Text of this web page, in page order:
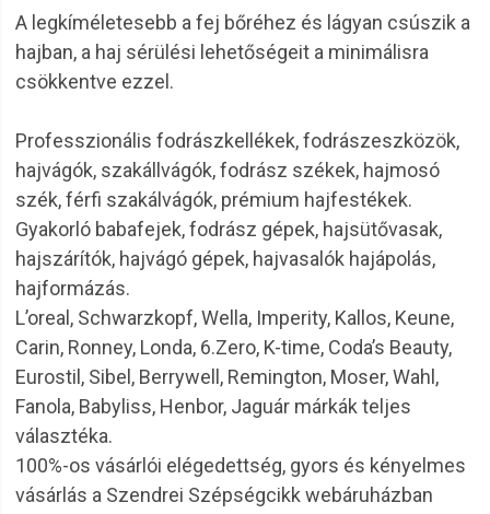
A legkíméletesebb a fej bőréhez és lágyan csúszik a
hajban, a haj sérülési lehetőségeit a minimálisra
csökkentve ezzel.
Professzionális fodrászkellékek, fodrászeszközök,
hajvágók, szakállvágók, fodrász székek, hajmosó
szék, férfi szakálvágók, prémium hajfestékek.
Gyakorló babafejek, fodrász gépek, hajsütővasak,
hajszárítók, hajvágó gépek, hajvasalók hajápolás,
hajformázás.
L’oreal, Schwarzkopf, Wella, Imperity, Kallos, Keune,
Carin, Ronney, Londa, 6.Zero, K-time, Coda’s Beauty,
Eurostil, Sibel, Berrywell, Remington, Moser, Wahl,
Fanola, Babyliss, Henbor, Jaguár márkák teljes
választéka.
100%-os vásárlói elégedettség, gyors és kényelmes
vásárlás a Szendrei Szépségcikk webáruházban